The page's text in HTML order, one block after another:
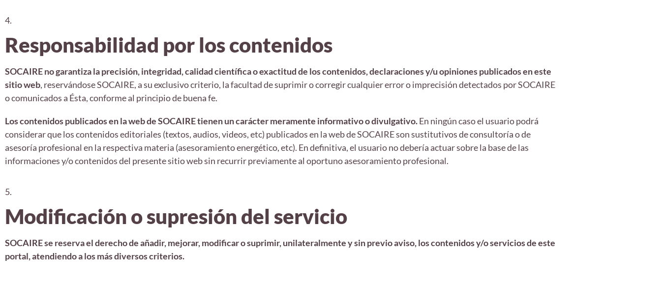
4.
Responsabilidad por los contenidos
SOCAIRE no garantiza la precisión, integridad, calidad científica o exactitud de los contenidos, declaraciones y/u opiniones publicados en este
sitio web, reservándose SOCAIRE, a su exclusivo criterio, la facultad de suprimir o corregir cualquier error o imprecisión detectados por SOCAIRE
o comunicados a Ésta, conforme al principio de buena fe.
Los contenidos publicados en la web de SOCAIRE tienen un carácter meramente informativo o divulgativo.En ningún caso el usuario podrá
considerar que los contenidos editoriales (textos, audios, videos, etc) publicados en la web de SOCAIRE son sustitutivos de consultoría o de
asesoría profesional en la respectiva materia (asesoramiento energético, etc). En definitiva, el usuario no debería actuar sobre la base de las
informaciones y/o contenidos del presente sitio web sin recurrir previamente al oportuno asesoramiento profesional.
5.
Modificación o supresión del servicio
SOCAIRE se reserva el derecho de añadir, mejorar, modificar o suprimir, unilateralmente y sin previo aviso, los contenidos y/o servicios de este
portal, atendiendo a los más diversos criterios.